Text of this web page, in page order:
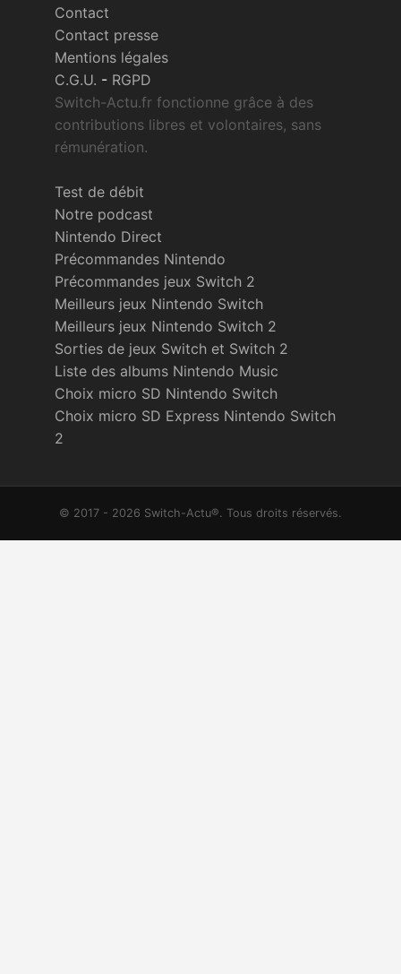
Contact
Contact presse
Mentions légales
C.G.U. - RGPD
Switch-Actu.fr fonctionne grâce à des
contributions libres et volontaires, sans
rémunération.
Test de débit
Notre podcast
Nintendo Direct
Précommandes Nintendo
Précommandes jeux Switch 2
Meilleurs jeux Nintendo Switch
Meilleurs jeux Nintendo Switch 2
Sorties de jeux Switch et Switch 2
Liste des albums Nintendo Music
Choix micro SD Nintendo Switch
Choix micro SD Express Nintendo Switch
2
© 2017 - 2026 Switch-Actu®. Tous droits réservés.